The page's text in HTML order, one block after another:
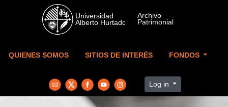
Skip to main content
QUIENES SOMOS SITIOS DE INTERÉS FONDOS
Log in